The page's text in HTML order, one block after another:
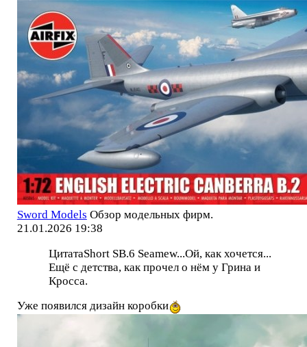
Sword Models Обзор модельных фирм.
21.01.2026 19:38
ЦитатаShort SB.6 Seamew...Ой, как хочется...
Ещё с детства, как прочел о нём у Грина и
Кросса.
Уже появился дизайн коробки